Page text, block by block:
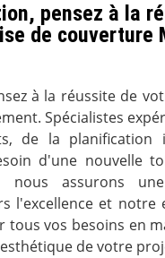
pensez à la
de couverture
à la réussite de
Spécialistes
de la planification
d'une nouvelle
nous assurons
l'excellence et notre
tous vos besoins en
de votre